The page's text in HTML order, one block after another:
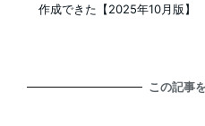
作成できた【2025年10月版】
この記事